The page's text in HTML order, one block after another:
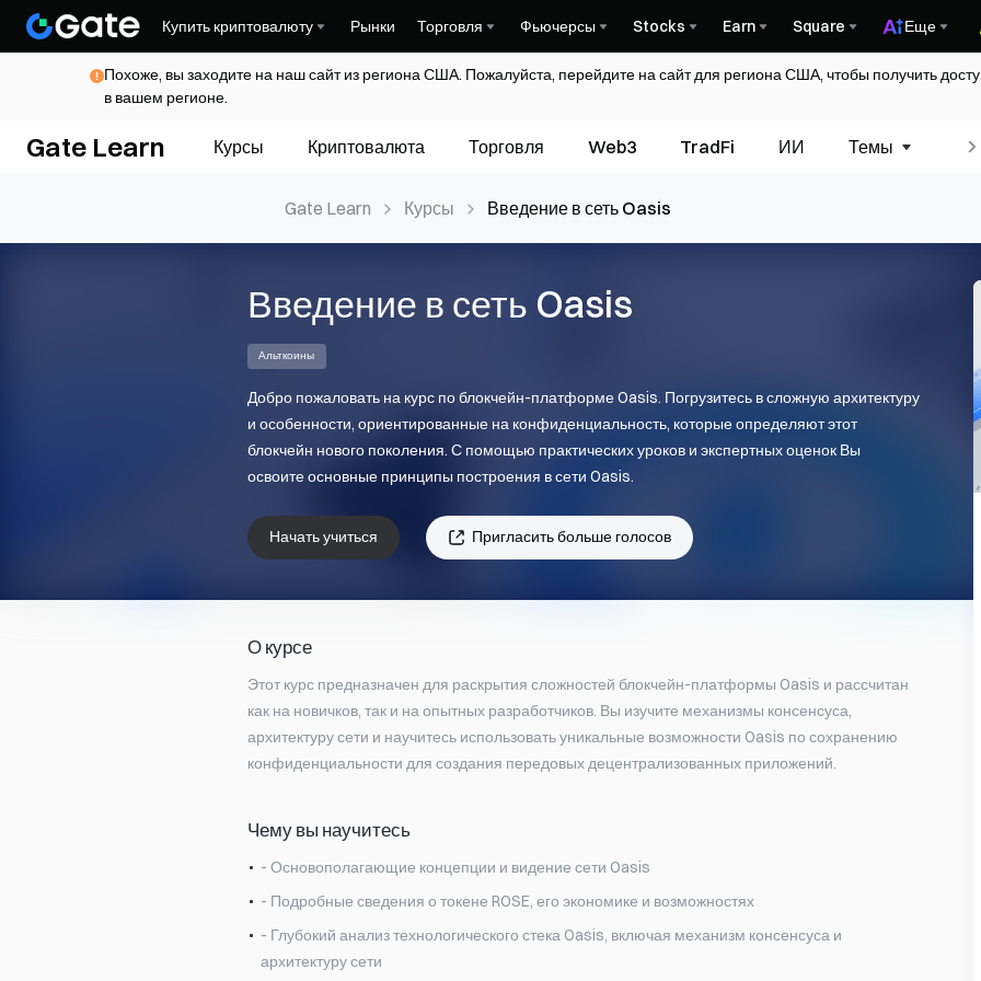
Купить криптовалюту Рынки Торговля Фьючерсы Stocks Earn Square Еще
Похоже, вы заходите на наш сайт из региона США. Пожалуйста, перейдите на сайт для региона США, чтобы получить
в вашем регионе.
Gate Learn Курсы Криптовалюта Торговля Web3 TradFi ИИ Темы
Gate Learn Курсы Введение в сеть Oasis
Введение в сеть Oasis
Альткоины
Добро пожаловать на курс по блокчейн-платформе Oasis. Погрузитесь в сложную архитектуру
и особенности, ориентированные на конфиденциальность, которые определяют этот
блокчейн нового поколения. С помощью практических уроков и экспертных оценок Вы
освоите основные принципы построения в сети Oasis.
Начать учиться Пригласить больше голосов
О курсе
Этот курс предназначен для раскрытия сложностей блокчейн-платформы Oasis и рассчитан
как на новичков, так и на опытных разработчиков. Вы изучите механизмы консенсуса,
архитектуру сети и научитесь использовать уникальные возможности Oasis по сохранению
конфиденциальности для создания передовых децентрализованных приложений.
Чему вы научитесь
- Основополагающие концепции и видение сети Oasis
- Подробные сведения о токене ROSE, его экономике и возможностях
- Глубокий анализ технологического стека Oasis, включая механизм консенсуса и
архитектуру сети